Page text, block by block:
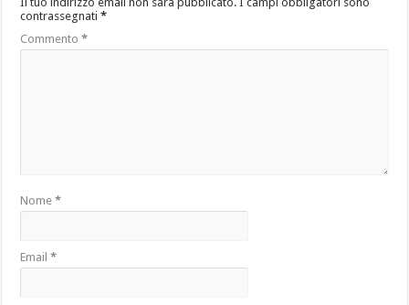
contrassegnati*
Commento*
Nome*
Email*